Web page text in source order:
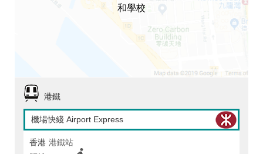
和學校
港鐵
機場快綫 Airport Express
香港 港鐵站